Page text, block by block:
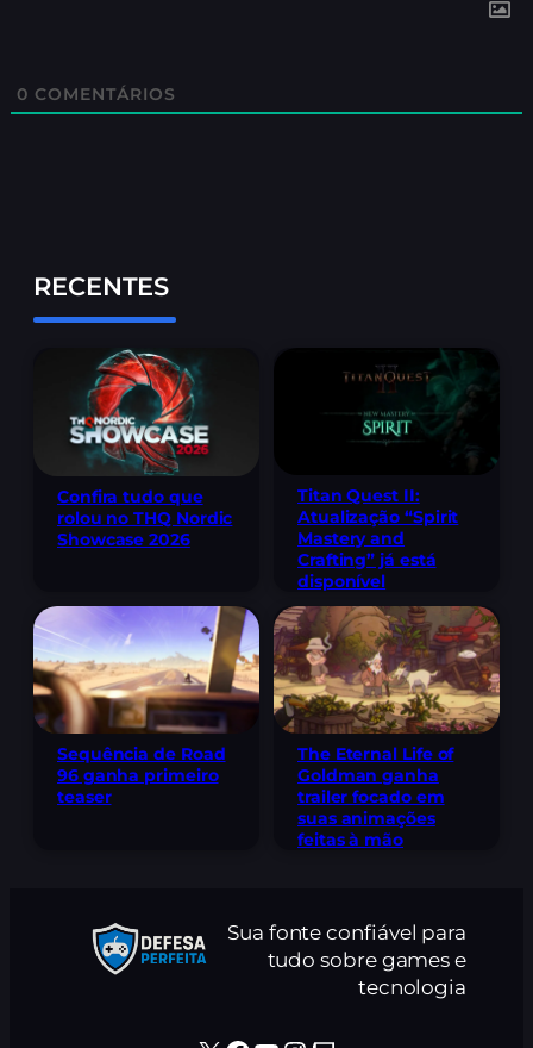
0 COMENTÁRIOS
RECENTES
Confira tudo que
rolou no THQ Nordic
Showcase 2026
Titan Quest II:
Atualização “Spirit
Mastery and
Crafting” já está
disponível
Sequência de Road
96 ganha primeiro
teaser
The Eternal Life of
Goldman ganha
trailer focado em
suas animações
feitas à mão
Sua fonte confiável para
tudo sobre games e
tecnologia